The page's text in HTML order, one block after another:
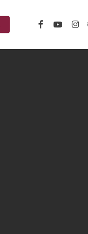
FACEBOOKYOUTUBE